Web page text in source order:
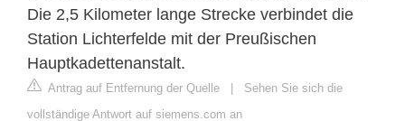
Die 2,5 Kilometer lange Strecke verbindet die
Station Lichterfelde mit der Preußischen
Hauptkadettenanstalt.
Antrag auf Entfernung der Quelle | Sehen Sie sich die
vollständige Antwort auf siemens.com an